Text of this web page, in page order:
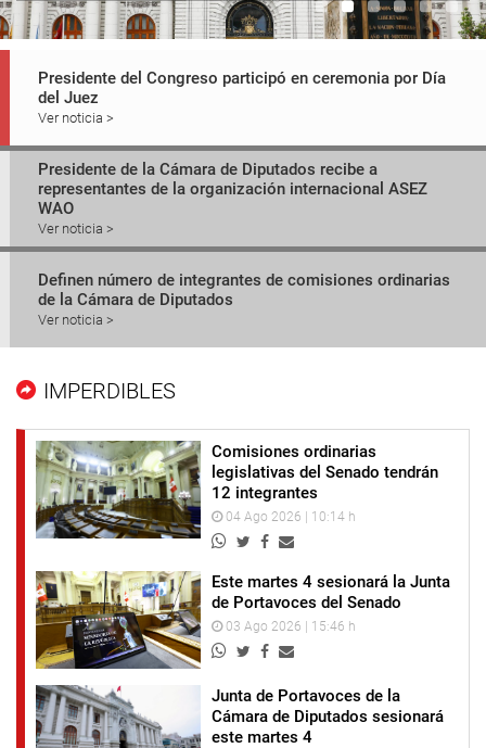
Presidente del Congreso participó en ceremonia por Día
del Juez
Ver noticia >
Presidente de la Cámara de Diputados recibe a
representantes de la organización internacional ASEZ
WAO
Ver noticia >
Definen número de integrantes de comisiones ordinarias
de la Cámara de Diputados
Ver noticia >
IMPERDIBLES
Comisiones ordinarias
legislativas del Senado tendrán
12 integrantes
04 Ago 2026 | 10:14 h
Este martes 4 sesionará la Junta
de Portavoces del Senado
03 Ago 2026 | 15:46 h
Junta de Portavoces de la
Cámara de Diputados sesionará
este martes 4